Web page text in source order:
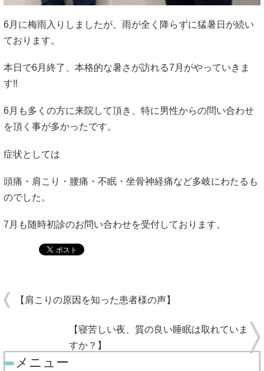
6月に梅雨入りしましたが、雨が全く降らずに猛暑日が続い
ております。
本日で6月終了、本格的な暑さが訪れる7月がやっていきま
す‼︎
6月も多くの方に来院して頂き、特に男性からの問い合わせ
を頂く事が多かったです。
症状としては
頭痛・肩こり・腰痛・不眠・坐骨神経痛など多岐にわたるも
のでした。
7月も随時初診のお問い合わせを受付しております。
【肩こりの原因を知った患者様の声】
【寝苦しい夜、質の良い睡眠は取れていま
すか？】
メニュー